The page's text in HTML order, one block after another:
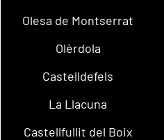
Olesa de Montserrat
Olèrdola
Castelldefels
La Llacuna
Castellfullit del Boix